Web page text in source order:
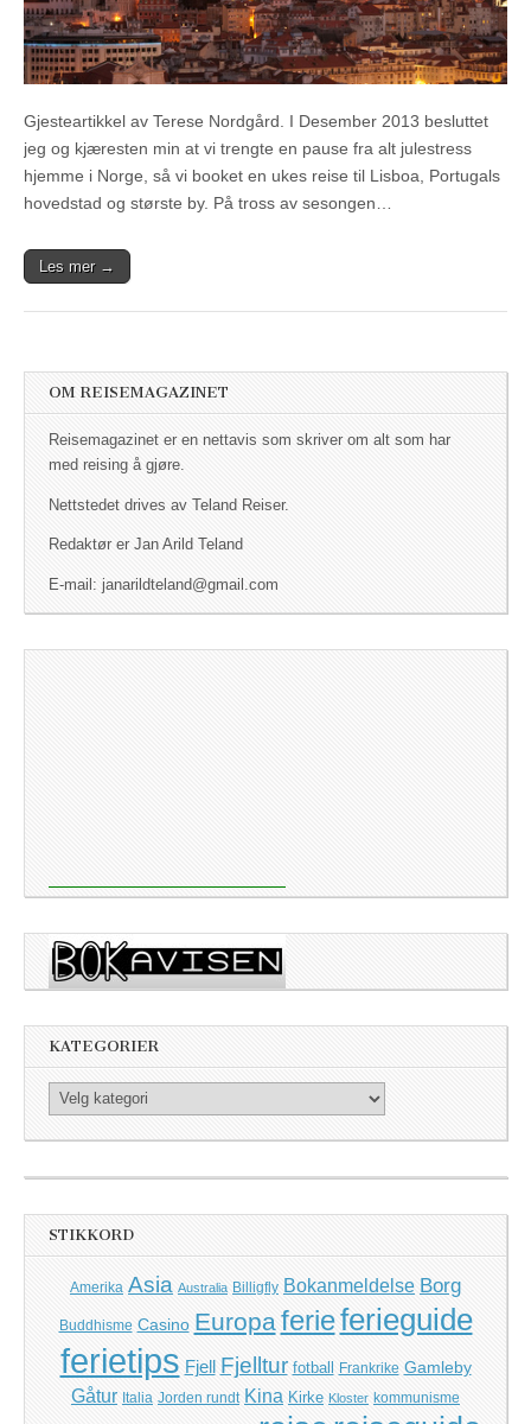
Gjesteartikkel av Terese Nordgård. I Desember 2013 besluttet
jeg og kjæresten min at vi trengte en pause fra alt julestress
hjemme i Norge, så vi booket en ukes reise til Lisboa, Portugals
hovedstad og største by. På tross av sesongen…
Les mer →
OM REISEMAGAZINET
Reisemagazinet er en nettavis som skriver om alt som har
med reising å gjøre.
Nettstedet drives av Teland Reiser.
Redaktør er Jan Arild Teland
E-mail: janarildteland@gmail.com
KATEGORIER
Kategorier
STIKKORD
Amerika Asia Australia Billigfly Bokanmeldelse Borg
Buddhisme Casino Europaferieferieguide
ferietips Fjell Fjelltur fotball Frankrike Gamleby
Gåtur Italia Jorden rundt Kina Kirke Kloster kommunisme